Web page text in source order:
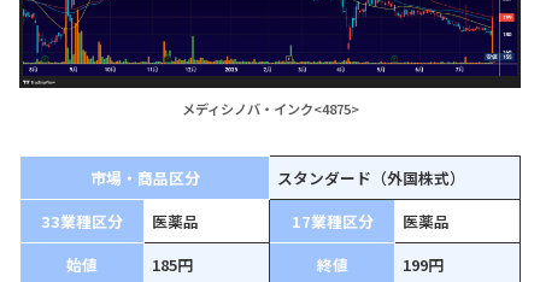
メディシノバ・インク<4875>
市場・商品区分
スタンダード（外国株式）
33業種区分
医薬品 17業種区分
医薬品
始値
185円 終値
199円